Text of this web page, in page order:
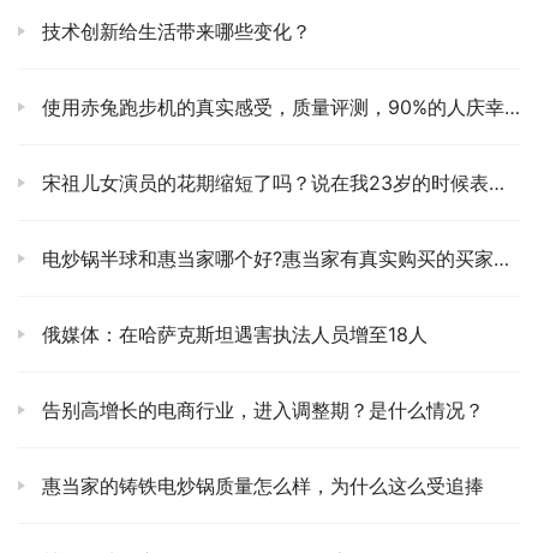
技术创新给生活带来哪些变化？
使用赤兔跑步机的真实感受，质量评测，90%的人庆幸看了
宋祖儿女演员的花期缩短了吗？说在我23岁的时候表现得像个母亲
电炒锅半球和惠当家哪个好?惠当家有真实购买的买家吗?
俄媒体：在哈萨克斯坦遇害执法人员增至18人
告别高增长的电商行业，进入调整期？是什么情况？
惠当家的铸铁电炒锅质量怎么样，为什么这么受追捧